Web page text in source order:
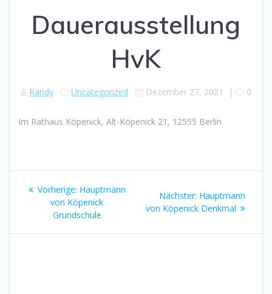
Dauerausstellung
HvK
Randy Uncategorized Dezember 27, 2021 | 0
Im Rathaus Köpenick, Alt-Köpenick 21, 12555 Berlin
Beitragsnavigation
Vorherige: Vorheriger
Beitrag:
Hauptmann
von Köpenick
Grundschule
Nächster: Nächster
Beitrag:
Hauptmann
von Köpenick Denkmal